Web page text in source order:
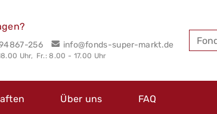
256 info@fonds-super-markt.de
Uhr, Fr.: 8.00 - 17.00 Uhr
Über uns FAQ